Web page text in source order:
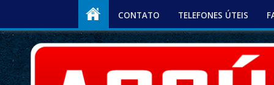
CONTATO TELEFONES ÚTEIS